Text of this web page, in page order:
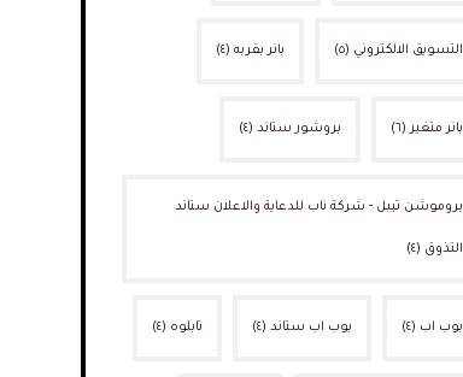
التسويق الالكتروني (٥) بانر بقربه(٤)
بانر متغير (٦) بروشور ستاند(٤)
بروموشن تيبل - شركة ناب للدعاية والاعلان ستاند
التذوق (٤)
بوب اب (٤) بوب اب ستاند(٤) تابلوه (٤)